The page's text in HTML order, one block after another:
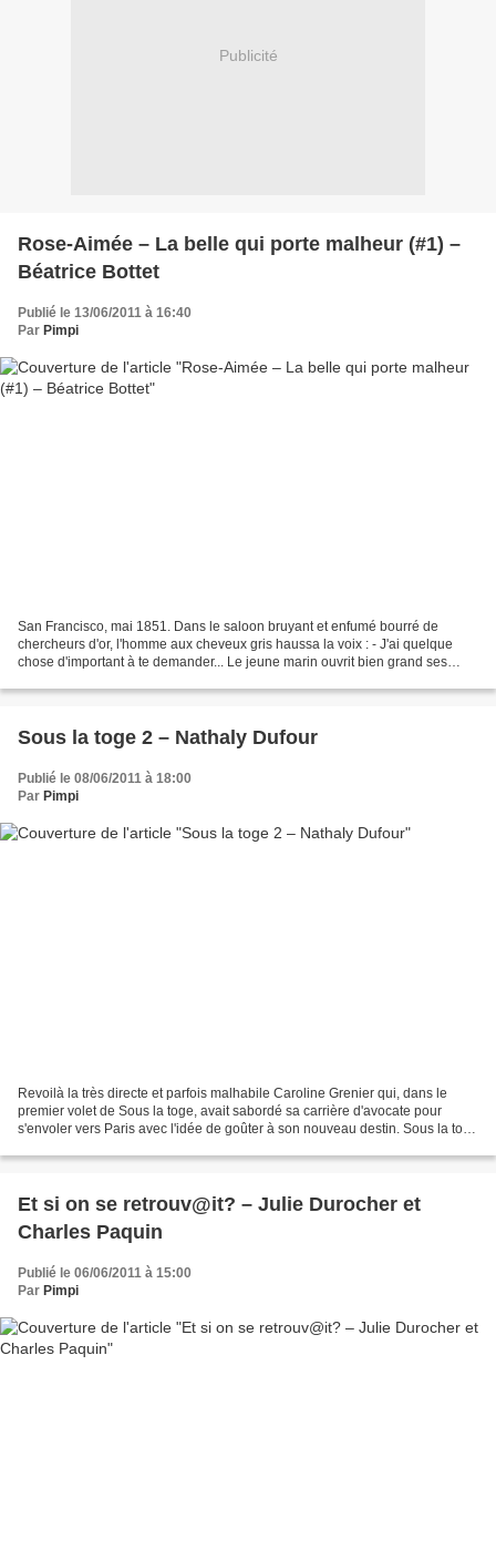
Publicité
Rose-Aimée – La belle qui porte malheur (#1) –
Béatrice Bottet
Publié le 13/06/2011 à 16:40
Par Pimpi
San Francisco, mai 1851. Dans le saloon bruyant et enfumé bourré de
chercheurs d'or, l'homme aux cheveux gris haussa la voix : - J'ai quelque
chose d'important à te demander... Le jeune marin ouvrit bien grand ses
Sous la toge 2 – Nathaly Dufour
Publié le 08/06/2011 à 18:00
Par Pimpi
Revoilà la très directe et parfois malhabile Caroline Grenier qui, dans le
premier volet de Sous la toge, avait sabordé sa carrière d'avocate pour
s'envoler vers Paris avec l'idée de goûter à son nouveau destin. Sous la toge
Et si on se retrouv@it? – Julie Durocher et
Charles Paquin
Publié le 06/06/2011 à 15:00
Par Pimpi